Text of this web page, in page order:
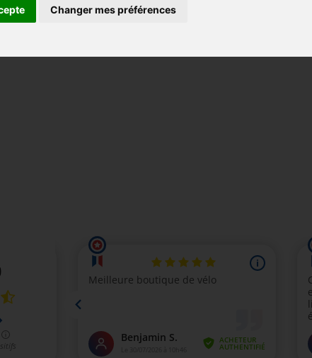
Changer mes préférences